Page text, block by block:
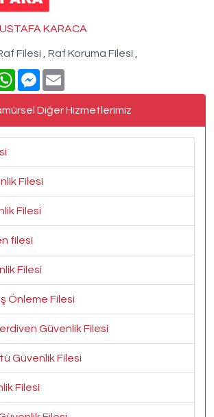
KARACA
Filesi , Raf Koruma Filesi ,
WhatsAppMessenger
Diğer Hizmetlerimiz
Filesi
Filesi
filesi
Filesi
Önleme Filesi
Güvenlik Filesi
Güvenlik Filesi
Filesi